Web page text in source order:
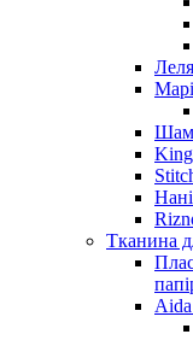
Леля
Тканина